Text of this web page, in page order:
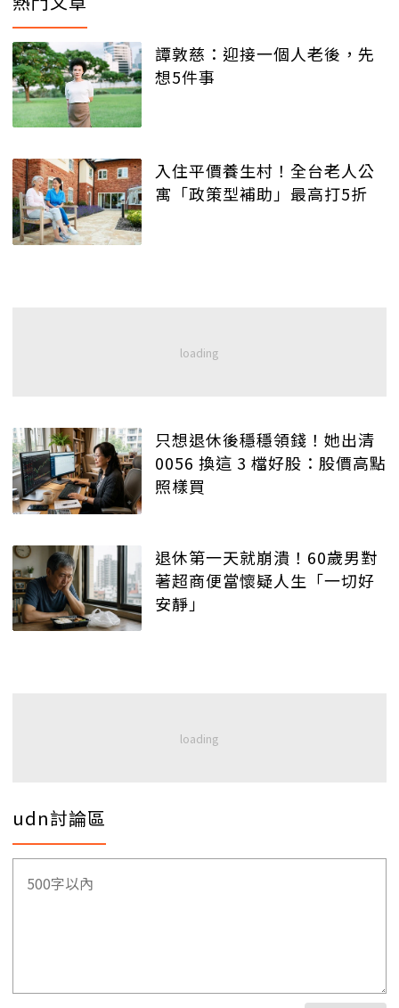
譚敦慈：迎接一個人老後，先
想5件事
入住平價養生村！全台老人公
寓「政策型補助」最高打5折
只想退休後穩穩領錢！她出清
0056 換這 3 檔好股：股價高點
照樣買
退休第一天就崩潰！60歲男對
著超商便當懷疑人生「一切好
安靜」
udn討論區